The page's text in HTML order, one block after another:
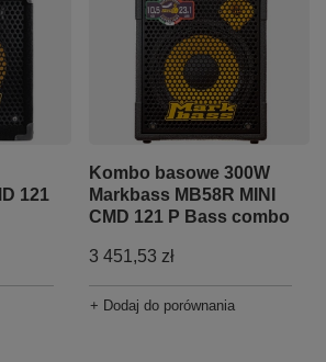
121
Kombo basowe 300W
Markbass MB58R MINI
CMD 121 P Bass combo
3 451,53 zł
+ Dodaj do porównania